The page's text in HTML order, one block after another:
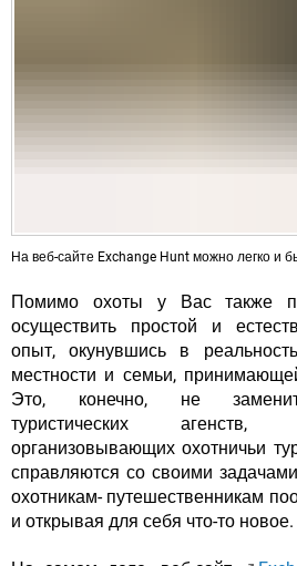
На веб-сайте Exchange Hunt можно легко и
Помимо охоты у Вас также
осуществить простой и
опыт, окунувшись в
местности и семьи,
Это, конечно, не заменит
туристических
организовывающих охотничьи
справляются со своими
охотникам- путешественникам
и открывая для себя что-то новое.